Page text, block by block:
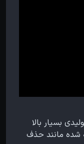
بسیار بالا
شده مانند حذف